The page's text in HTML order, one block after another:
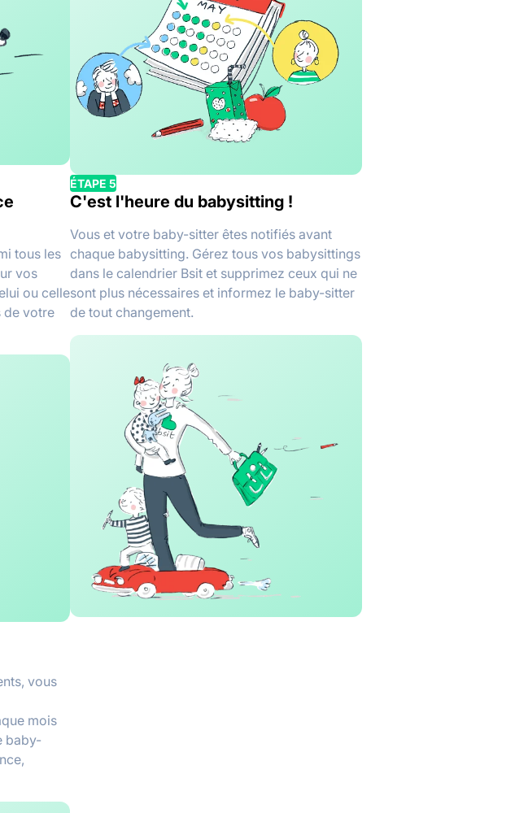
tous les
vos
ou celle
de votre
ÉTAPE 5
C'est l'heure du babysitting !
Vous et votre baby-sitter êtes notifiés avant
chaque babysitting. Gérez tous vos babysittings
dans le calendrier Bsit et supprimez ceux qui ne
sont plus nécessaires et informez le baby-sitter
de tout changement.
vous
mois
baby-